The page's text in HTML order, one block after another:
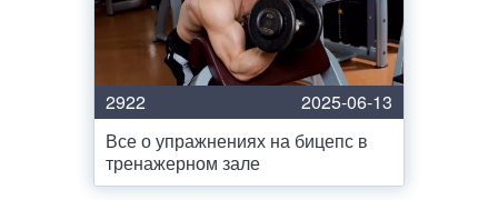
2922
2025-06-13
Все о упражнениях на бицепс в
тренажерном зале